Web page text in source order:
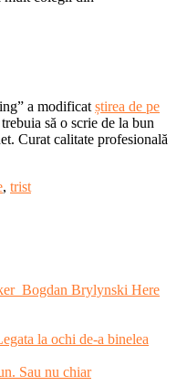
a modificat știrea de pe
să o scrie de la bun
Curat calitate profesională
, trist
Here
la ochi de-a binelea
Sau nu chiar